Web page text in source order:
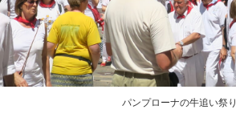
パンプローナの牛追い祭り